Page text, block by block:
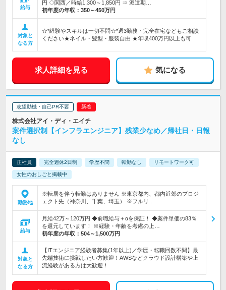
給与
円 ◇関西／時給1,300～1,850円 ⇒ 派遣期…
初年度の年収： 350～450万円
対象と
なる方
☆*経験やスキルは一切不問☆*週3勤務・完全在宅などもご相談
ください★ネイル・髪型・服装自由 ★年収400万円以上も可
求人詳細を見る 気になる
志望動機・自己PR不要
株式会社アイ・ディ・エイチ
案件選択制【インフラエンジニア】残業少なめ／帰社日・日報
なし
正社員 完全週休2日制 学歴不問 転勤なし リモートワーク可
女性のおしごと掲載中
勤務地
※転居を伴う転勤はありません ※東京都内、都内近郊のプロジ
ェクト先（神奈川、千葉、埼玉） ※フルリ…
給与
月給42万～120万円 ◆前職給与＋αを保証！ ◆案件単価の83％
を還元しています！ ※経験・年齢を考慮の上…
初年度の年収： 504～1,500万円
対象と
なる方
【ITエンジニア経験者募集(1年以上)／学歴・転職回数不問】最
先端技術に挑戦したい方歓迎！AWSなどクラウド設計構築や上
流経験がある方は大歓迎！